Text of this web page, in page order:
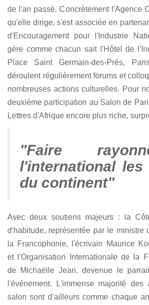
de l'an passé. Concrètement l'Agence
qu'elle dirige, s'est associée en
d'Encouragement pour l'Industrie
gère comme chacun sait l'Hôtel de
Place Saint Germain-des-Prés,
déroulent régulièrement forums et
nombreuses actions culturelles. Pour
deuxième participation au Salon de
Lettres d'Afrique encore plus riche,
"Faire
l'international les
du continent"
Avec deux soutiens majeurs : la
d'habitude, représentée par le ministre
la Francophonie, l'écrivain Maurice
et l'Organisation Internationale de la
de Michaëlle Jean, devenue le
l'événement. L'immense majorité des
salon sont d'ailleurs comme chaque